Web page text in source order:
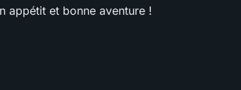
appétit et bonne aventure !